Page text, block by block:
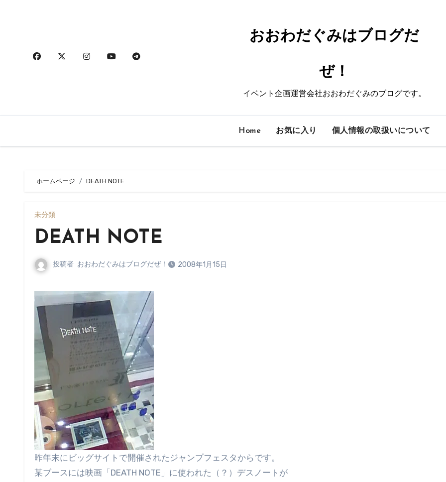
おおわだぐみはブログだ
ぜ！
イベント企画運営会社おおわだぐみのブログです。
Home お気に入り 個人情報の取扱いについて
ホームページ DEATH NOTE
未分類
DEATH NOTE
投稿者 おおわだぐみはブログだぜ！ 2008年1月15日
昨年末にビッグサイトで開催されたジャンプフェスタからです。
某ブースには映画「DEATH NOTE」に使われた（？）デスノートが